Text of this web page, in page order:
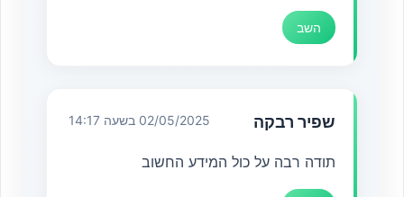
השב
שפיר רבקה 02/05/2025 בשעה 14:17
תודה רבה על כול המידע החשוב